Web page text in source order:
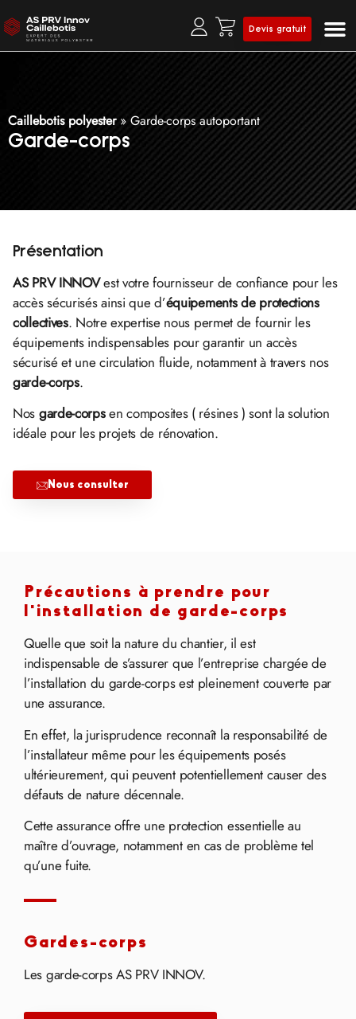
Devis gratuit
Caillebotis polyester» Garde-corps autoportant
Garde-corps
Présentation
AS PRV INNOVest votre fournisseur de confiance pour les
accès sécurisés ainsi que d’équipements de protections
collectives. Notre expertise nous permet de fournir les
équipements indispensables pour garantir un accès
sécurisé et une circulation fluide, notamment à travers nos
garde-corps.
Nos garde-corpsen composites ( résines ) sont la solution
idéale pour les projets de rénovation.
Nous consulter
Précautions à prendre pour
l'installation de garde-corps
Quelle que soit la nature du chantier, il est
indispensable de s’assurer que l’entreprise chargée de
l’installation du garde-corps est pleinement couverte par
une assurance.
En effet, la jurisprudence reconnaît la responsabilité de
l’installateur même pour les équipements posés
ultérieurement, qui peuvent potentiellement causer des
défauts de nature décennale.
Cette assurance offre une protection essentielle au
maître d’ouvrage, notamment en cas de problème tel
qu’une fuite.
Gardes-corps
Les garde-corps AS PRV INNOV.